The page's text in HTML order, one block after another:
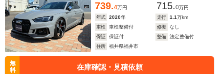
739.4万円 715.0万円
年式
2020年 走行 1.1万km
車検
車検整備付 修復
なし
保証
保証付 整備
法定整備付
住所
福井県福井市
無
料
在庫確認・見積依頼